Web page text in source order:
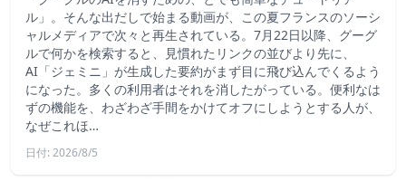
ル」。そんな出だしで始まる動画が、この夏フランスのソーシ
ャルメディアで次々と再生されている。7月22日以降、グーグ
ルで何かを検索すると、見慣れたリンクの並びより先に、
AI「ジェミニ」が生成した要約がまず目に飛び込んでくるよう
になった。多くの利用者はそれを消したがっている。便利なは
ずの機能を、わざわざ手間をかけてオフにしようとする人が、
なぜこれほ…
日付: 2026/8/5